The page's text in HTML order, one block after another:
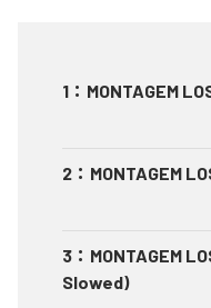
1 ： MONTAGEM
2 ： MONTAGEM
3 ： MONTAGEM
Slowed)